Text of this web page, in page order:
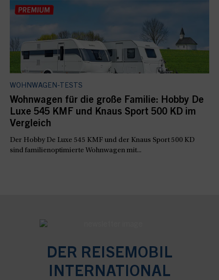
WOHNWAGEN-TESTS
Wohnwagen für die große Familie: Hobby De
Luxe 545 KMF und Knaus Sport 500 KD im
Vergleich
Der Hobby De Luxe 545 KMF und der Knaus Sport 500 KD
sind familienoptimierte Wohnwagen mit...
DER REISEMOBIL
INTERNATIONAL